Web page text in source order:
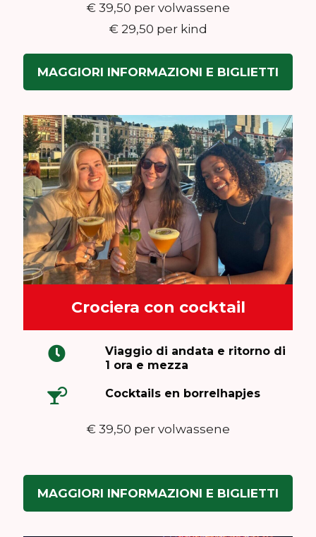
€ 39,50 per volwassene
€ 29,50 per kind
MAGGIORI INFORMAZIONI E BIGLIETTI
Crociera con cocktail
Viaggio di andata e ritorno di
1 ora e mezza
Cocktails en borrelhapjes
€ 39,50 per volwassene
MAGGIORI INFORMAZIONI E BIGLIETTI